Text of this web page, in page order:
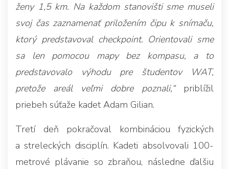
ženy 1,5 km. Na každom stanovišti sme museli
svoj čas zaznamenať priložením čipu k snímaču,
ktorý predstavoval checkpoint. Orientovali sme
sa len pomocou mapy bez kompasu, a to
predstavovalo výhodu pre študentov WAT,
pretože areál veľmi dobre poznali,“priblížil
priebeh súťaže kadet Adam Gilian.
Tretí deň pokračoval kombináciou fyzických
a streleckých disciplín. Kadeti absolvovali 100-
metrové plávanie so zbraňou, následne ďalšiu